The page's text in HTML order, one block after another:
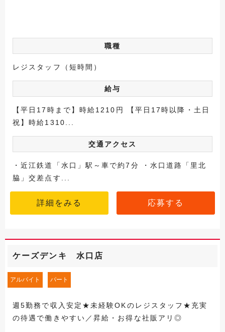
職種
レジスタッフ（短時間）
給与
【平日17時まで】時給1210円 【平日17時以降・土日
祝】時給1310...
交通アクセス
・近江鉄道「水口」駅～車で約7分 ・水口道路「里北
脇」交差点す...
詳細をみる 応募する
ケーズデンキ 水口店
アルバイト パート
週5勤務で収入安定★未経験OKのレジスタッフ★充実
の待遇で働きやすい／昇給・お得な社販アリ◎